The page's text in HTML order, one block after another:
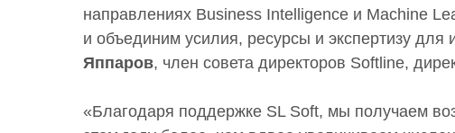
направлениях Business Intelligence и Machine
и объединим усилия, ресурсы и экспертизу
Яппаров, член совета директоров Softline,
«Благодаря поддержке SL Soft, мы получаем